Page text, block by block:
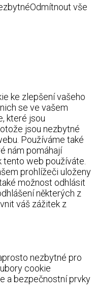
Odmítnout vše
ke zlepšení vašeho
se ve vašem
které jsou
jsou nezbytné
Používáme také
nám pomáhají
tento web používáte.
prohlížeči uloženy
možnost odhlásit
některých z
váš zážitek z
nezbytné pro
cookie
a bezpečnostní prvky